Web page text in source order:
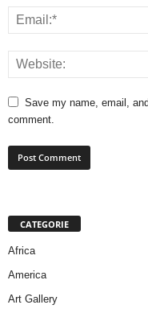
Save my name, email,
comment.
CATEGORIE
Africa
America
Art Gallery